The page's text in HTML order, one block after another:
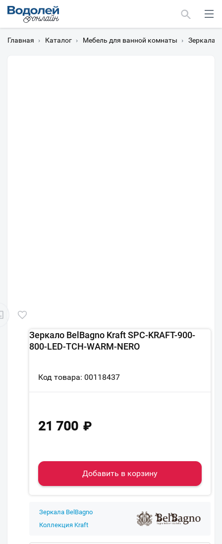
Главная › Каталог › Мебель для ванной комнаты › Зеркала
Зеркало BelBagno Kraft SPC-KRAFT-900-
800-LED-TCH-WARM-NERO
Код товара: 00118437
21 700 ₽
Добавить в корзину
Зеркала BelBagno
Коллекция Kraft